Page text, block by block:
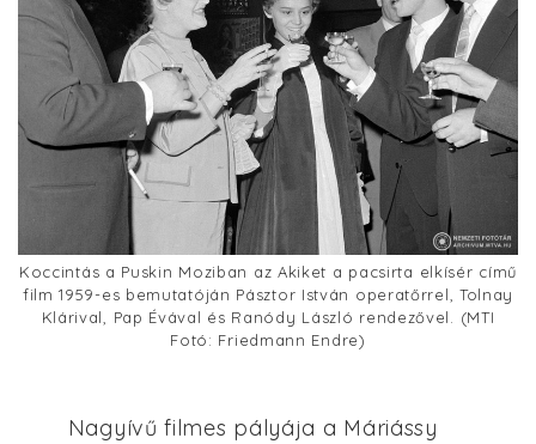
Koccintás a Puskin Moziban az Akiket a pacsirta elkísér című
film 1959-es bemutatóján Pásztor István operatőrrel, Tolnay
Klárival, Pap Évával és Ranódy László rendezővel. (MTI
Fotó: Friedmann Endre)
Nagyívű filmes pályája a Máriássy